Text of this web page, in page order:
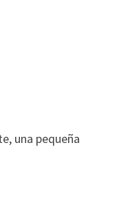
una pequeña